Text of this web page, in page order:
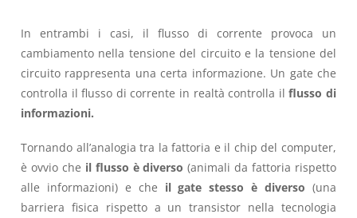
In entrambi i casi, il flusso di corrente provoca un
cambiamento nella tensione del circuito e la tensione del
circuito rappresenta una certa informazione. Un gate che
controlla il flusso di corrente in realtà controlla ilflusso di
informazioni.
Tornando all’analogia tra la fattoria e il chip del computer,
è ovvio che il flusso è diverso (animali da fattoria rispetto
alle informazioni) e che il gate stesso è diverso (una
barriera fisica rispetto a un transistor nella tecnologia